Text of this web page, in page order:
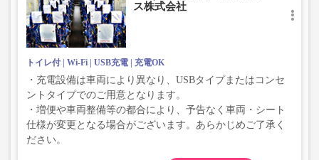
ス株式会社
トイレ付 Wi-Fi USB充電 充電OK
・充電設備は車両により異なり、USBタイプまたはコンセ
ントタイプでのご用意となります。
・増便や車両整備等の都合により、予告なく車両・シート
仕様が変更となる場合がございます。あらかじめご了承く
ださい。